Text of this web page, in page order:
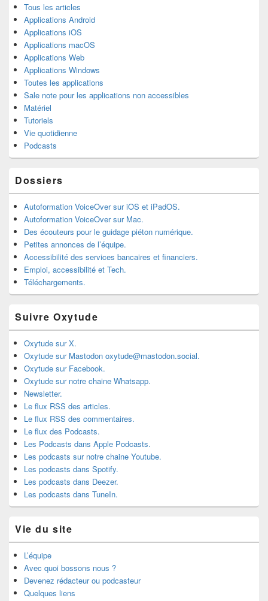
Tous les articles
Applications Android
Applications iOS
Applications macOS
Applications Web
Applications Windows
Toutes les applications
Sale note pour les applications non accessibles
Matériel
Tutoriels
Vie quotidienne
Podcasts
Dossiers
Autoformation VoiceOver sur iOS et iPadOS.
Autoformation VoiceOver sur Mac.
Des écouteurs pour le guidage piéton numérique.
Petites annonces de l’équipe.
Accessibilité des services bancaires et financiers.
Emploi, accessibilité et Tech.
Téléchargements.
Suivre Oxytude
Oxytude sur X.
Oxytude sur Mastodon oxytude@mastodon.social.
Oxytude sur Facebook.
Oxytude sur notre chaine Whatsapp.
Newsletter.
Le flux RSS des articles.
Le flux RSS des commentaires.
Le flux des Podcasts.
Les Podcasts dans Apple Podcasts.
Les podcasts sur notre chaine Youtube.
Les podcasts dans Spotify.
Les podcasts dans Deezer.
Les podcasts dans TuneIn.
Vie du site
L’équipe
Avec quoi bossons nous ?
Devenez rédacteur ou podcasteur
Quelques liens